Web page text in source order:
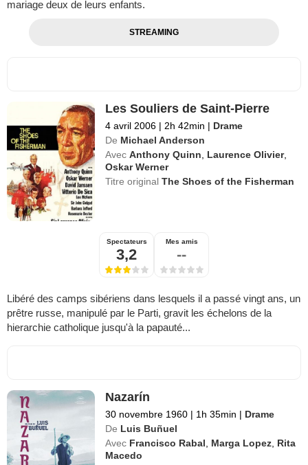
mariage deux de leurs enfants.
STREAMING
Les Souliers de Saint-Pierre
4 avril 2006 | 2h 42min | Drame
De Michael Anderson
Avec Anthony Quinn Laurence Olivier,
Oskar Werner
Titre originalThe Shoes of the Fisherman
Spectateurs
3,2
Mes amis
--
Libéré des camps sibériens dans lesquels il a passé vingt ans, un
prêtre russe, manipulé par le Parti, gravit les échelons de la
hierarchie catholique jusqu'à la papauté...
Nazarín
30 novembre 1960 | 1h 35min | Drame
De Luis Buñuel
Avec Francisco Rabal Marga Lopez Rita
Macedo